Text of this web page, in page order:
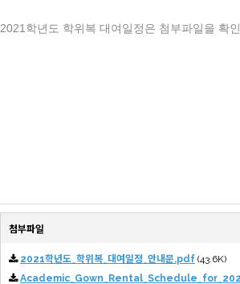
2021학년도 학위복 대여일정은 첨부파일을 확
첨부파일
2021학년도_학위복_대여일정_안내문.pdf (43.6K)